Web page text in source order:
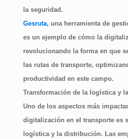
la seguridad.
Gesruta, una herramienta de
es un ejemplo de cómo la
revolucionando la forma en que
las rutas de transporte,
productividad en este campo.
Transformación de la logística y
Uno de los aspectos más
digitalización en el transporte es
logística y la distribución. Las